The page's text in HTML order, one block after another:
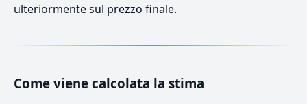
ulteriormente sul prezzo finale.
Come viene calcolata la stima